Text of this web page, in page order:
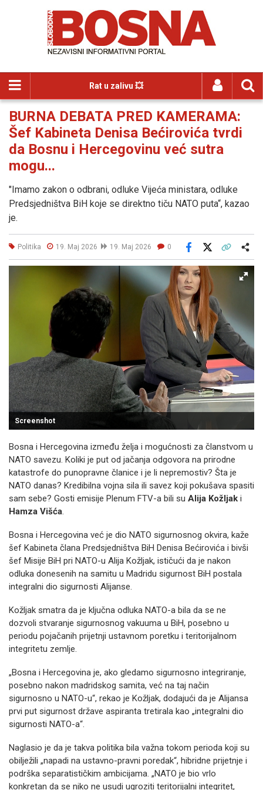
Rat u zalivu 💥
BURNA DEBATA PRED KAMERAMA:
Šef Kabineta Denisa Bećirovića tvrdi
da Bosnu i Hercegovinu već sutra
mogu...
"Imamo zakon o odbrani, odluke Vijeća ministara, odluke
Predsjedništva BiH koje se direktno tiču NATO puta“, kazao
je.
Politika 19. Maj 2026 19. Maj 2026 0
Facebook
Screenshot
Bosna i Hercegovina između želja i mogućnosti za članstvom u
NATO savezu. Koliki je put od jačanja odgovora na prirodne
katastrofe do punopravne članice i je li nepremostiv? Šta je
NATO danas? Kredibilna vojna sila ili savez koji pokušava spasiti
sam sebe? Gosti emisije Plenum FTV-a bili su Alija Kožljak i
Hamza Višća.
Bosna i Hercegovina već je dio NATO sigurnosnog okvira, kaže
šef Kabineta člana Predsjedništva BiH Denisa Bećirovića i bivši
šef Misije BiH pri NATO-u Alija Kožljak, ističući da je nakon
odluka donesenih na samitu u Madridu sigurnost BiH postala
integralni dio sigurnosti Alijanse.
Kožljak smatra da je ključna odluka NATO-a bila da se ne
dozvoli stvaranje sigurnosnog vakuuma u BiH, posebno u
periodu pojačanih prijetnji ustavnom poretku i teritorijalnom
integritetu zemlje.
„Bosna i Hercegovina je, ako gledamo sigurnosno integriranje,
posebno nakon madridskog samita, već na taj način
sigurnosno u NATO-u“, rekao je Kožljak, dodajući da je Alijansa
prvi put sigurnost države aspiranta tretirala kao „integralni dio
sigurnosti NATO-a“.
Naglasio je da je takva politika bila važna tokom perioda koji su
obilježili „napadi na ustavno-pravni poredak“, hibridne prijetnje i
podrška separatističkim ambicijama. „NATO je bio vrlo
konkretan da se niko ne usudi ugroziti teritorijalni integritet,